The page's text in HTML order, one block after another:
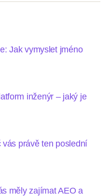
Jak vymyslet jméno
inženýr – jaký je
právě ten poslední
měly zajímat AEO a